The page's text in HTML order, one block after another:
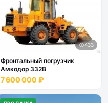
433
Фронтальный погрузчик
Амкодор 332В
7 600 000 ₽